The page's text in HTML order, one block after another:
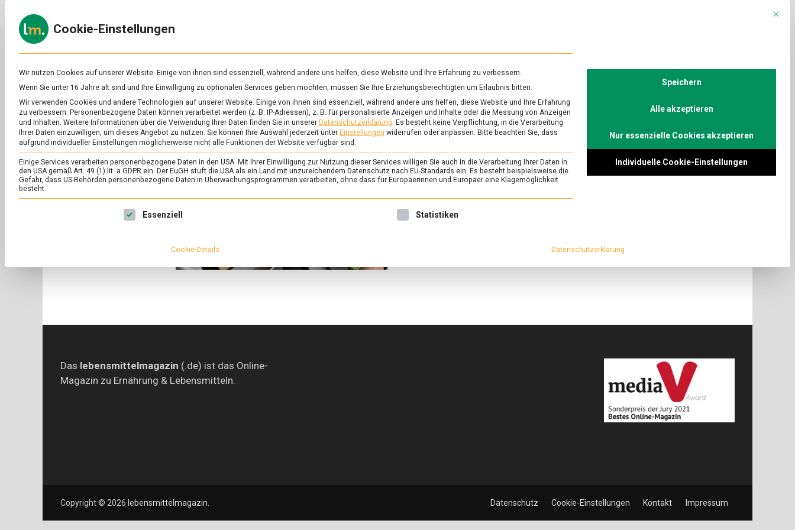
to
content
zu
&
Ernährung
SCHLAGWORT: MIKROBIELLES LAB
ERNÄHRUNG & GESUNDHEIT/FEATURED
Echter Käse ohne Muh?
2. Dezember 2022 Johannes Comment
Leben ohne Käse ist möglich, aber sinnlos.
Lebensmittelmagazin.de hat mit dem Berliner
Das lebensmittelmagazin (.de) ist das Online-
Magazin zu Ernährung & Lebensmitteln.
Copyright © 2026 lebensmittelmagazin Datenschutz Cookie-Einstellungen Kontakt Impressum
Mit
Cookie-Einstellungen
Wir nutzen Cookies auf unserer Website. Einige von ihnen sind essenziell, während andere uns helfen, diese Website und Ihre Erfahrung zu verbessern.
Wenn Sie unter 16 Jahre alt sind und Ihre Einwilligung zu optionalen Services geben möchten, müssen Sie Ihre Erziehungsberechtigten um Erlaubnis bitten.
Wir verwenden Cookies und andere Technologien auf unserer Website. Einige von ihnen sind essenziell, während andere uns helfen, diese Website und Ihre Erfahrung
zu verbessern. Personenbezogene Daten können verarbeitet werden (z. B. IP-Adressen), z. B. für personalisierte Anzeigen und Inhalte oder die Messung von Anzeigen
und Inhalten. Weitere Informationen über die Verwendung Ihrer Daten finden Sie in unserer Datenschutzerklärung. Es besteht keine Verpflichtung, in die Verarbeitung
Ihrer Daten einzuwilligen, um dieses Angebot zu nutzen. Sie können Ihre Auswahl jederzeit unter Einstellungen widerrufen oder anpassen. Bitte beachten Sie, dass
aufgrund individueller Einstellungen möglicherweise nicht alle Funktionen der Website verfügbar sind.
Einige Services verarbeiten personenbezogene Daten in den USA. Mit Ihrer Einwilligung zur Nutzung dieser Services willigen Sie auch in die Verarbeitung Ihrer Daten in
den USA gemäß Art. 49 (1) lit. a GDPR ein. Der EuGH stuft die USA als ein Land mit unzureichendem Datenschutz nach EU-Standards ein. Es besteht beispielsweise die
Gefahr, dass US-Behörden personenbezogene Daten in Überwachungsprogrammen verarbeiten, ohne dass für Europäerinnen und Europäer eine Klagemöglichkeit
besteht.
Es folgt eine Liste der Service-Gruppen, für die eine Einwilligung erteilt werden kann. Die erste Service-Gruppe ist essenziell und kann nicht abgewählt werden.
Essenziell Statistiken
Speichern
Alle akzeptieren
Nur essenzielle Cookies akzeptieren
Individuelle Cookie-Einstellungen
Cookie-Details Datenschutzerklärung